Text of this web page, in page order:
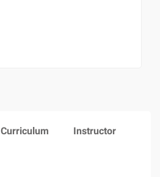
Curriculum Instructor